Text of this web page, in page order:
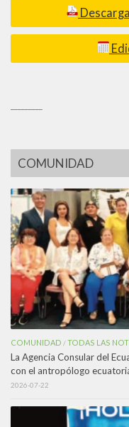
COMUNIDAD
COMUNIDAD /TODAS LAS
La Agencia Consular del
con el antropólogo
2026-07-22